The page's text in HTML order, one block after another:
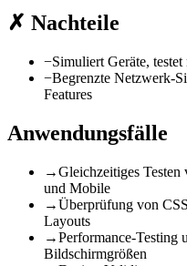
✗ Nachteile
−Simuliert Geräte,
−Begrenzte Netzwerk-
Features
Anwendungsfälle
→Gleichzeitiges Testen
und Mobile
→Überprüfung von
Layouts
→Performance-Testing
Bildschirmgrößen